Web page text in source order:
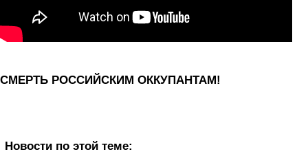
СМЕРТЬ РОССИЙСКИМ ОККУПАНТАМ!
Новости по этой теме: